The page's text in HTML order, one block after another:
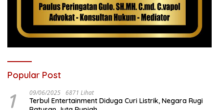
Popular Post
1 09/06/2025 6871 Lihat
Terbul Entertainment Diduga Curi Listrik, Negara Rugi